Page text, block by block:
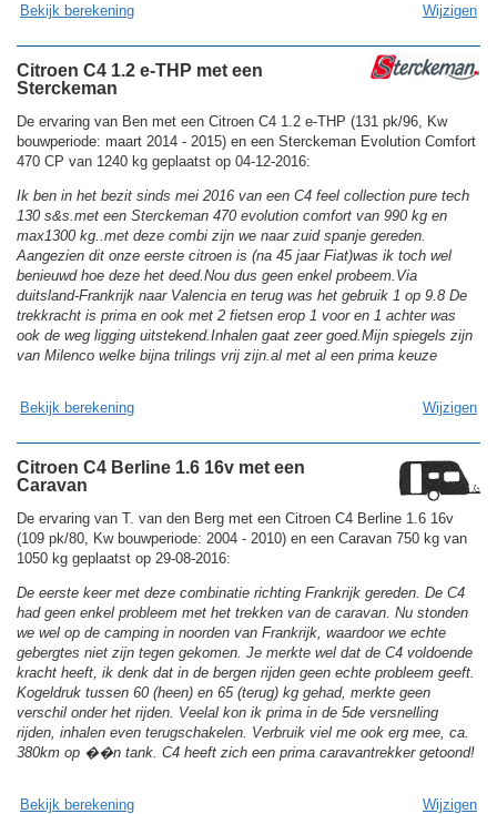
Bekijk berekening Wijzigen
Citroen C4 1.2 e-THP met een
Sterckeman
De ervaring van Ben met een Citroen C4 1.2 e-THP (131 pk/96, Kw
bouwperiode: maart 2014 - 2015) en een Sterckeman Evolution Comfort
470 CP van 1240 kg geplaatst op 04-12-2016:
Ik ben in het bezit sinds mei 2016 van een C4 feel collection pure tech
130 s&s.met een Sterckeman 470 evolution comfort van 990 kg en
max1300 kg..met deze combi zijn we naar zuid spanje gereden.
Aangezien dit onze eerste citroen is (na 45 jaar Fiat)was ik toch wel
benieuwd hoe deze het deed.Nou dus geen enkel probeem.Via
duitsland-Frankrijk naar Valencia en terug was het gebruik 1 op 9.8 De
trekkracht is prima en ook met 2 fietsen erop 1 voor en 1 achter was
ook de weg ligging uitstekend.Inhalen gaat zeer goed.Mijn spiegels zijn
van Milenco welke bijna trilings vrij zijn.al met al een prima keuze
Bekijk berekening Wijzigen
Citroen C4 Berline 1.6 16v met een
Caravan
De ervaring van T. van den Berg met een Citroen C4 Berline 1.6 16v
(109 pk/80, Kw bouwperiode: 2004 - 2010) en een Caravan 750 kg van
1050 kg geplaatst op 29-08-2016:
De eerste keer met deze combinatie richting Frankrijk gereden. De C4
had geen enkel probleem met het trekken van de caravan. Nu stonden
we wel op de camping in noorden van Frankrijk, waardoor we echte
gebergtes niet zijn tegen gekomen. Je merkte wel dat de C4 voldoende
kracht heeft, ik denk dat in de bergen rijden geen echte probleem geeft.
Kogeldruk tussen 60 (heen) en 65 (terug) kg gehad, merkte geen
verschil onder het rijden. Veelal kon ik prima in de 5de versnelling
rijden, inhalen even terugschakelen. Verbruik viel me ook erg mee, ca.
380km op ��n tank. C4 heeft zich een prima caravantrekker getoond!
Bekijk berekening Wijzigen